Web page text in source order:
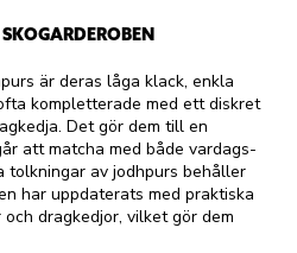
är deras låga klack, enkla
kompletterade med ett diskret
Det gör dem till en
att matcha med både vardags-
tolkningar av jodhpurs behåller
har uppdaterats med praktiska
dragkedjor, vilket gör dem